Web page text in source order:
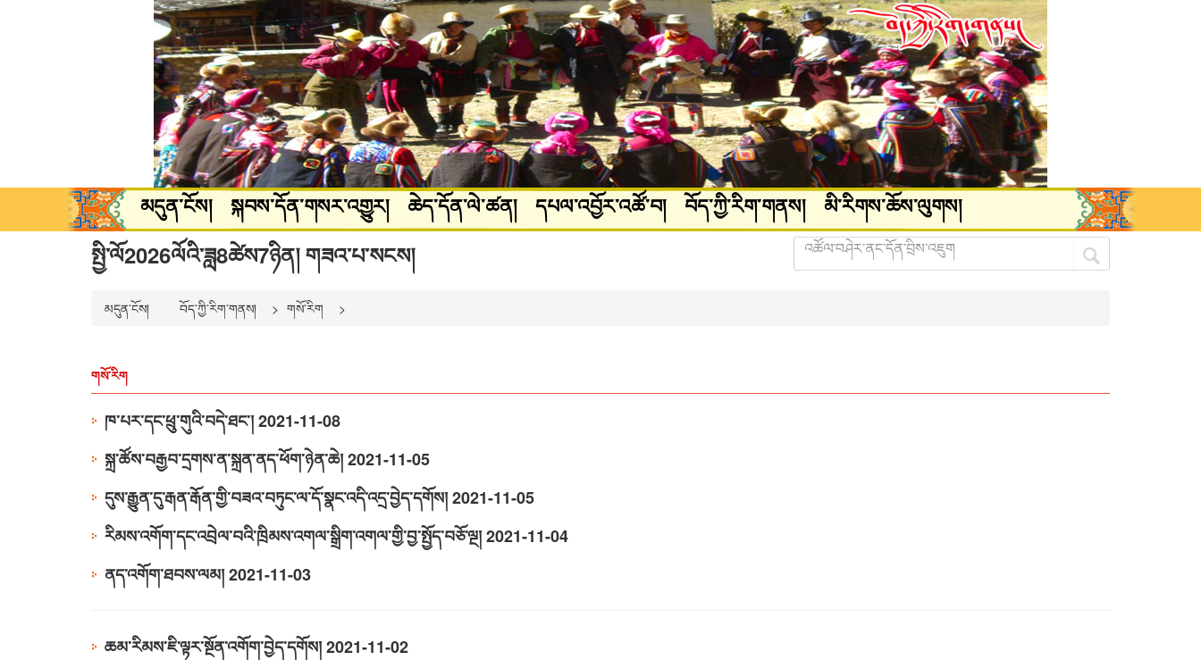
མདུན་ངོས། སྐབས་དོན་གསར་འགྱུར། ཆེད་དོན་ལེ་ཚན། དཔལ་འབྱོར་འཚོ་བ། བོད་ཀྱི་རིག་གནས།
མི་རིགས་ཆོས་ལུགས།
སྐྱེ་ཁམས་ཡུལ་སྐོར།
སྒྲ་བརྙན་དགའ་ཚལ།
སྤྱི་ལོ2026ལོའི་ཟླ8ཚེས7ཉིན། གཟའ་པ་སངས།
མདུན་ངོས། བོད་ཀྱི་རིག་གནས། གསོ་རིག
གསོ་རིག
ཁ་པར་དང་ཕྲུ་གུའི་བདེ་ཐང་།2021-11-08
སྐྲ་ཚོས་བརྒྱབ་དྲགས་ན་སྐྲན་ནད་ཕོག་ཉེན་ཆེ།2021-11-05
དུས་རྒྱུན་དུ་རྒན་རྒོན་གྱི་བཟའ་བཏུང་ལ་དོ་སྣང་འདི་འདྲ་བྱེད་དགོས།2021-11-05
རིམས་འགོག་དང་འབྲེལ་བའི་ཁྲིམས་འགལ་སྒྲིག་འགལ་གྱི་བྱ་སྤྱོད་བཅོ་ལྔ།2021-11-04
ནད་འགོག་ཐབས་ལམ།2021-11-03
ཆམ་རིམས་ཇི་ལྟར་སྔོན་འགོག་བྱེད་དགོས།2021-11-02